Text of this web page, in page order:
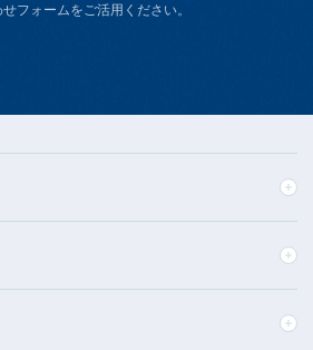
フォームをご活用ください。